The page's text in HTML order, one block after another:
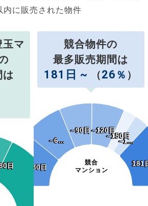
内に販売された物件
玉マ
は
日
日
日
日
競合物件の
最多販売期間は
181日 ~ （26 ％ ）
競合
マンション
~30日
~30日
~6…
~6…
~90日
~90日 ~120日
~120日
~150日
~150日
~1…
~1…
181
181